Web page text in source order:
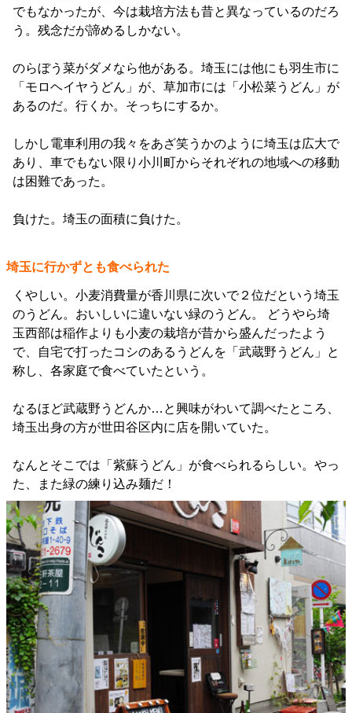
でもなかったが、今は栽培方法も昔と異なっているのだろ
う。残念だが諦めるしかない。
のらぼう菜がダメなら他がある。埼玉には他にも羽生市に
「モロヘイヤうどん」が、草加市には「小松菜うどん」が
あるのだ。行くか。そっちにするか。
しかし電車利用の我々をあざ笑うかのように埼玉は広大で
あり、車でもない限り小川町からそれぞれの地域への移動
は困難であった。
負けた。埼玉の面積に負けた。
埼玉に行かずとも食べられた
くやしい。小麦消費量が香川県に次いで２位だという埼玉
のうどん。おいしいに違いない緑のうどん。 どうやら埼
玉西部は稲作よりも小麦の栽培が昔から盛んだったよう
で、自宅で打ったコシのあるうどんを「武蔵野うどん」と
称し、各家庭で食べていたという。
なるほど武蔵野うどんか…と興味がわいて調べたところ、
埼玉出身の方が世田谷区内に店を開いていた。
なんとそこでは「紫蘇うどん」が食べられるらしい。やっ
た、また緑の練り込み麺だ！